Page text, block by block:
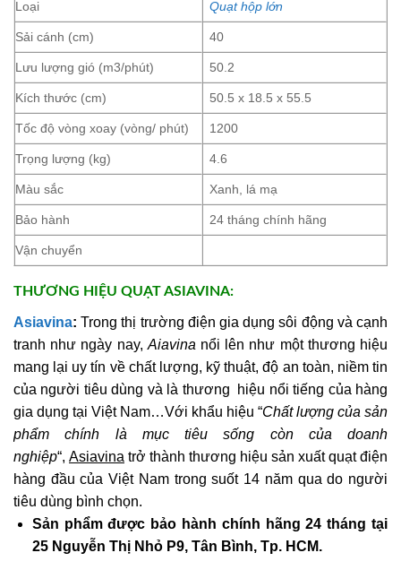
Loại Quạt hộp lớn
Sải cánh (cm) 40
Lưu lượng gió (m3/phút) 50.2
Kích thước (cm) 50.5 x 18.5 x 55.5
Tốc độ vòng xoay (vòng/ phút) 1200
Trọng lượng (kg) 4.6
Màu sắc Xanh, lá mạ
Bảo hành 24 tháng chính hãng
Vận chuyển
THƯƠNG HIỆU QUẠT ASIAVINA:
Asiavina: Trong thị trường điện gia dụng sôi động và cạnh
tranh như ngày nay, Aiavina nổi lên như một thương hiệu
mang lại uy tín về chất lượng, kỹ thuật, độ an toàn, niềm tin
của người tiêu dùng và là thương hiệu nổi tiếng của hàng
gia dụng tại Việt Nam…Với khẩu hiệu “Chất lượng của sản
phẩm chính là mục tiêu sống còn của doanh
nghiệp“, Asiavina trở thành thương hiệu sản xuất quạt điện
hàng đầu của Việt Nam trong suốt 14 năm qua do người
tiêu dùng bình chọn.
Sản phẩm được bảo hành chính hãng 24 tháng tại
25 Nguyễn Thị Nhỏ P9, Tân Bình, Tp. HCM.